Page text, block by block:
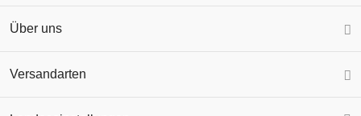
Über uns
Versandarten